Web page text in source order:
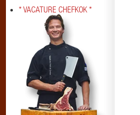
* VACATURE CHEFKOK *